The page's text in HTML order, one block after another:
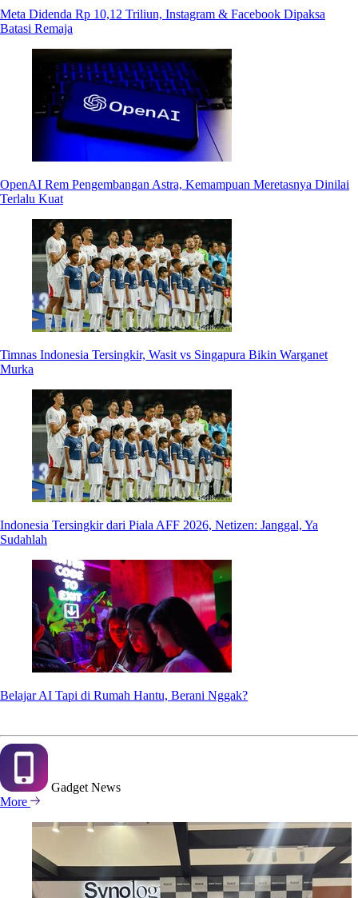
Meta Didenda Rp 10,12 Triliun, Instagram & Facebook Dipaksa
Batasi Remaja
OpenAI Rem Pengembangan Astra, Kemampuan Meretasnya Dinilai
Terlalu Kuat
Timnas Indonesia Tersingkir, Wasit vs Singapura Bikin Warganet
Murka
Indonesia Tersingkir dari Piala AFF 2026, Netizen: Janggal, Ya
Sudahlah
Belajar AI Tapi di Rumah Hantu, Berani Nggak?
Gadget News
More